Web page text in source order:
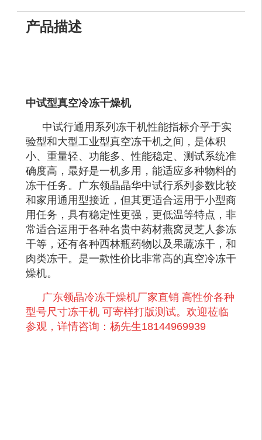
产品描述
中试型真空冷冻干燥机
中试行通用系列冻干机性能指标介乎于实
验型和大型工业型真空冻干机之间，是体积
小、重量轻、功能多、性能稳定、测试系统准
确度高，最好是一机多用，能适应多种物料的
冻干任务。广东领晶晶华中试行系列参数比较
和家用通用型接近，但其更适合运用于小型商
用任务，具有稳定性更强，更低温等特点，非
常适合运用于各种名贵中药材燕窝灵芝人参冻
干等，还有各种西林瓶药物以及果蔬冻干，和
肉类冻干。是一款性价比非常高的真空冷冻干
燥机。
广东领晶冷冻干燥机厂家直销 高性价各种
型号尺寸冻干机 可寄样打版测试。欢迎莅临
参观，详情咨询：杨先生18144969939